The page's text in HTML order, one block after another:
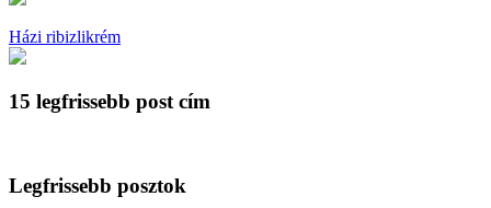
Házi ribizlikrém
15 legfrissebb post cím
Legfrissebb posztok